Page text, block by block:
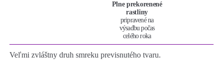
Plne prekorenené
rastliny
pripravené na
výsadbu počas
celého roka
Veľmi zvláštny druh smreku previsnutého tvaru.